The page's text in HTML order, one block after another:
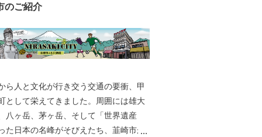
のご紹介
ら人と文化が行き交う交通の要衝、甲
として栄えてきました。周囲には雄大
八ヶ岳、茅ヶ岳、そして「世界遺産
た日本の名峰がそびえたち、韮崎市が